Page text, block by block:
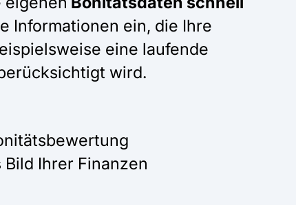
Informationen ein, die Ihre
eine laufende
wird.
Ihrer Finanzen